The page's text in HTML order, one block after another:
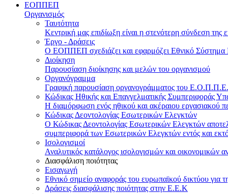
ΕΟΠΠΕΠ
Οργανισμός
Ταυτότητα
Κεντρική μας επιδίωξη είναι η στενότερη σύνδεση της
Έργο - Δράσεις
Ο ΕΟΠΠΕΠ σχεδιάζει και εφαρμόζει Eθνικό Σύστημα
Διοίκηση
Παρουσίαση διοίκησης και μελών του οργανισμού
Οργανόγραμμα
Γραφική παρουσίαση οργανογράμματος του
Κώδικας Ηθικής και Επαγγελματικής Συμπεριφοράς
Η διαμόρφωση ενός ηθικού και ακέραιου εργασιακού
Κώδικας Δεοντολογίας Εσωτερικών Ελεγκτών
Ο Κώδικας Δεοντολογίας Εσωτερικών Ελεγκτών
συμπεριφορά των Εσωτερικών Ελεγκτών εντός και
Ισολογισμοί
Αναλυτικός κατάλογος ισολογισμών και οικονομικών
Διασφάλιση ποιότητας
Εισαγωγή
Εθνικό σημείο αναφοράς του ευρωπαϊκού δικτύου για
Δράσεις διασφάλισης ποιότητας στην Ε.Ε.Κ